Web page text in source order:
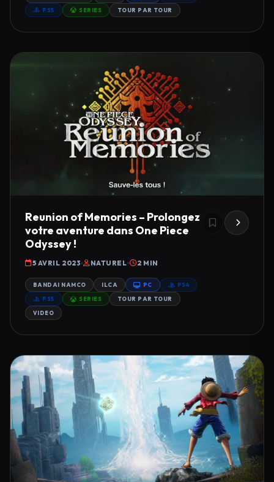
PS5 SERIES TOUR PAR TOUR
Reunion of Memories – Prolongez
votre aventure dans One Piece
Odyssey !
5 AVRIL 2023 NATUREL 2 MIN
BANDAI NAMCO ILCA PC PS4
PS5 SERIES TOUR PAR TOUR
VIDEO